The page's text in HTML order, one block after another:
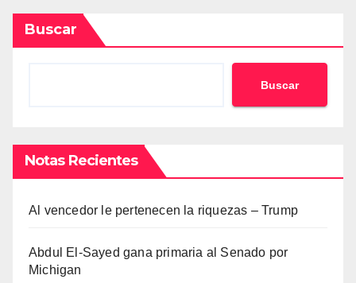
Buscar
Buscar
Notas Recientes
Al vencedor le pertenecen la riquezas – Trump
Abdul El-Sayed gana primaria al Senado por
Michigan